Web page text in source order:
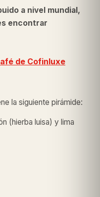
a nivel mundial,
encontrar
de Cofinluxe
la siguiente pirámide:
(hierba luisa) y lima